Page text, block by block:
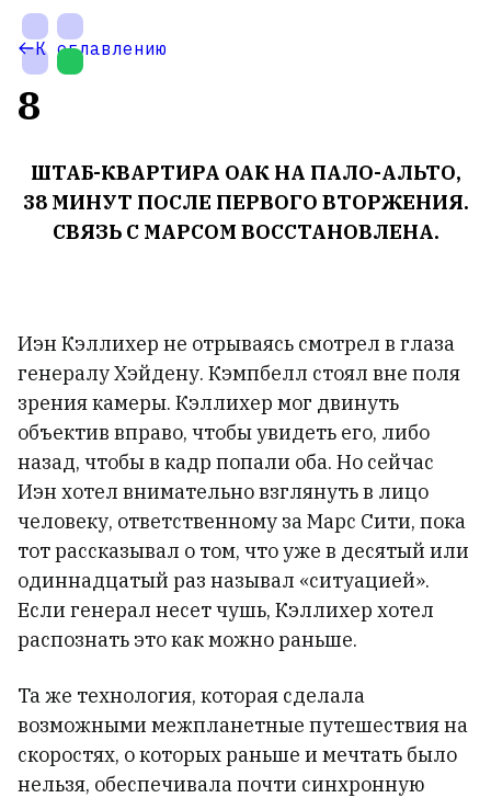
На
главную
Настройки
темы
К оглавлению
8
ШТАБ-КВАРТИРА ОАК НА ПАЛО-АЛЬТО,
38 МИНУТ ПОСЛЕ ПЕРВОГО ВТОРЖЕНИЯ.
СВЯЗЬ С МАРСОМ ВОССТАНОВЛЕНА.
Иэн Кэллихер не отрываясь смотрел в глаза
генералу Хэйдену. Кэмпбелл стоял вне поля
зрения камеры. Кэллихер мог двинуть
объектив вправо, чтобы увидеть его, либо
назад, чтобы в кадр попали оба. Но сейчас
Иэн хотел внимательно взглянуть в лицо
человеку, ответственному за Марс Сити, пока
тот рассказывал о том, что уже в десятый или
одиннадцатый раз называл «ситуацией».
Если генерал несет чушь, Кэллихер хотел
распознать это как можно раньше.
Та же технология, которая сделала
возможными межпланетные путешествия на
скоростях, о которых раньше и мечтать было
нельзя, обеспечивала почти синхронную